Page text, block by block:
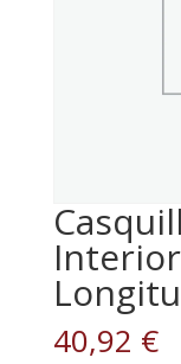
40,92 €